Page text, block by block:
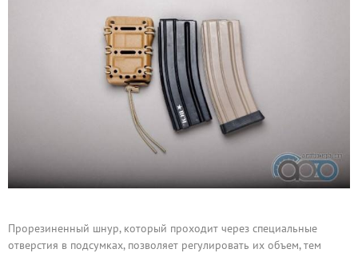
Прорезиненный шнур, который проходит через специальные
отверстия в подсумках, позволяет регулировать их объем, тем